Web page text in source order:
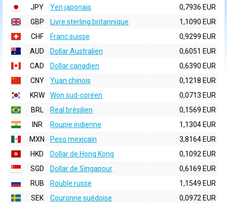
JPY
Yen japonais
0,7936 EUR
GBP
Livre sterling britannique
1,1090 EUR
CHF
Franc suisse
0,9299 EUR
AUD
Dollar Australien
0,6051 EUR
CAD
Dollar canadien
0,6390 EUR
CNY
Yuan chinois
0,1218 EUR
KRW
Won sud-coréen
0,0713 EUR
BRL
Real brésilien
0,1569 EUR
INR
Roupie indienne
1,1304 EUR
MXN
Peso mexicain
3,8164 EUR
HKD
Dollar de Hong Kong
0,1092 EUR
SGD
Dollar de Singapour
0,6169 EUR
RUB
Rouble russe
1,1549 EUR
SEK
Couronne suédoise
0,0972 EUR